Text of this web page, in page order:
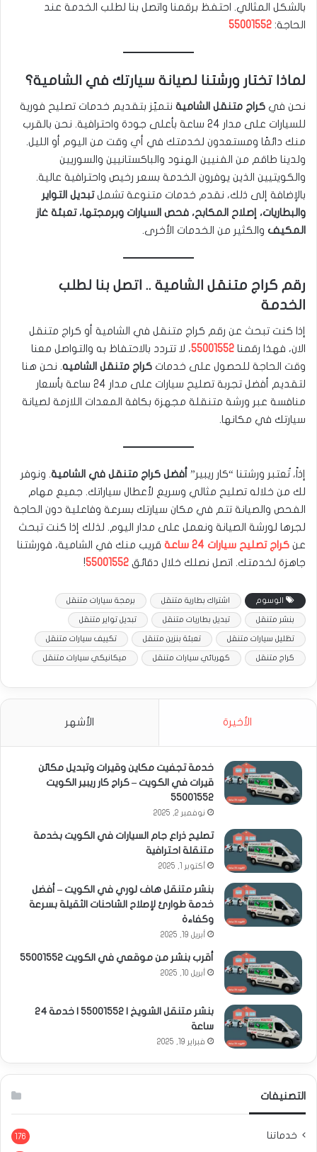
بالشكل المثالي. احتفظ برقمنا واتصل بنا لطلب الخدمة عند
الحاجة: 55001552
لماذا تختار ورشتنا لصيانة سيارتك في الشامية؟
نحن في كراج متنقل الشامية نتميّز بتقديم خدمات تصليح فورية
للسيارات على مدار 24 ساعة بأعلى جودة واحترافية. نحن بالقرب
منك دائمًا ومستعدون لخدمتك في أي وقت من اليوم أو الليل.
ولدينا طاقم من الفنيين الهنود والباكستانيين والسوريين
والكويتيين الذين يوفرون الخدمة بسعر رخيص واحترافية عالية.
بالإضافة إلى ذلك، نقدم خدمات متنوعة تشملتبديل التواير
والبطاريات، إصلاح المكابح، فحص السيارات وبرمجتها، تعبئة غاز
المكيف والكثير من الخدمات الأخرى.
رقم كراج متنقل الشامية .. اتصل بنا لطلب
الخدمة
إذا كنت تبحث عن رقم كراج متنقل في الشامية أو كراج متنقل
الان، فهذا رقمنا 55001552، لا تتردد بالاحتفاظ به والتواصل معنا
وقت الحاجة للحصول على خدمات كراج متنقل الشاميه. نحن هنا
لتقديم أفضل تجربة تصليح سيارات على مدار 24 ساعة بأسعار
منافسة عبر ورشة متنقلة مجهزة بكافة المعدات اللازمة لصيانة
سيارتك في مكانها.
إذاً، تُعتبر ورشتنا “كار ريبير” أفضل كراج متنقل في الشامية. ونوفر
لك من خلاله تصليح مثالي وسريع لأعطال سياراتك. جميع مهام
الفحص والصيانة تتم في مكان سيارتك بسرعة وفاعلية دون الحاجة
لجرها لورشة الصيانة ونعمل على مدار اليوم. لذلك إذا كنت تبحث
عن كراج تصليح سيارات 24 ساعة
قريب منك في الشامية، فورشتنا
جاهزة لخدمتك. اتصل نصلك خلال دقائق 55001552
!
الوسوم اشتراك بطارية متنقل برمجة سيارات متنقل
بنشر متنقل تبديل بطاريات متنقل تبديل تواير متنقل
تظليل سيارات متنقل تعبئة بنزين متنقل تكييف سيارات متنقل
كراج متنقل كهربائي سيارات متنقل ميكانيكي سيارات متنقل
الأخيرة الأشهر
خدمة تجفيت مكاين وقيرات وتبديل مكائن
قيرات في الكويت – كراج كار ريبير الكويت
55001552
نوفمبر 2, 2025
تصليح ذراع جام السيارات في الكويت بخدمة
متنقلة احترافية
أكتوبر 1, 2025
بنشر متنقل هاف لوري في الكويت – أفضل
خدمة طوارئ لإصلاح الشاحنات الثقيلة بسرعة
وكفاءة
أبريل 19, 2025
أقرب بنشر من موقعي في الكويت 55001552
أبريل 10, 2025
بنشر متنقل الشويخ | 55001552 | خدمة 24
ساعة
فبراير 19, 2025
التصنيفات
خدماتنا 176